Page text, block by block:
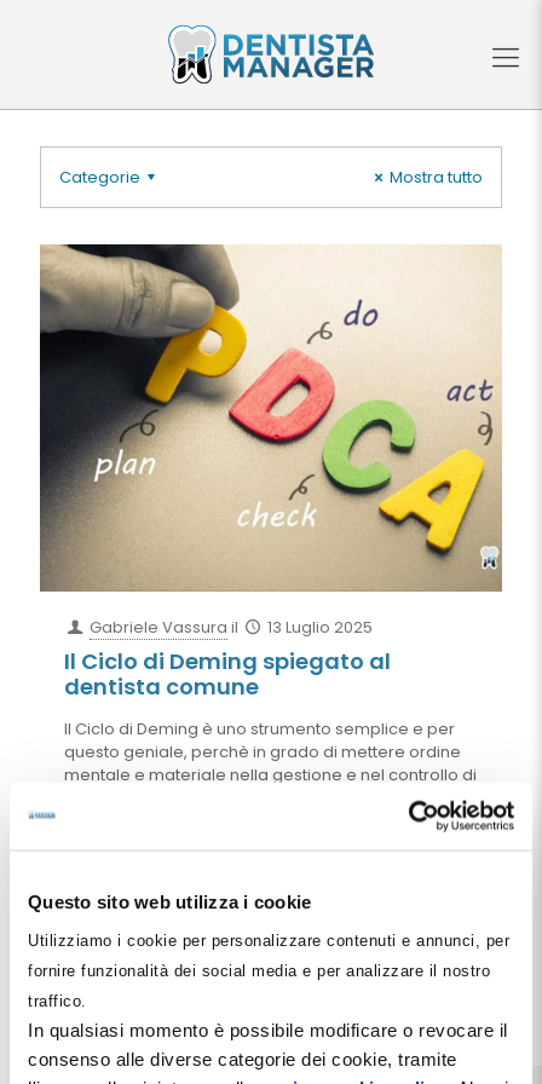
Questo sito web utilizza i cookie
Utilizziamo i cookie per personalizzare contenuti e annunci, per
fornire funzionalità dei social media e per analizzare il nostro
traffico.
In qualsiasi momento è possibile modificare o revocare il
consenso alle diverse categorie dei cookie, tramite
Categorie Mostra tutto
Gabriele Vassura il 13 Luglio 2025
Il Ciclo di Deming spiegato al
dentista comune
Il Ciclo di Deming è uno strumento semplice e per
questo geniale, perchè in grado di mettere ordine
mentale e materiale nella gestione e nel controllo di
gestione di uno studio dentistico. Esso impone una
concatenazione logica dei processi e delle attività
soprattutto, inchioda il dentista alle proprie
responsabilità, senza consentirgli il facile ricorso